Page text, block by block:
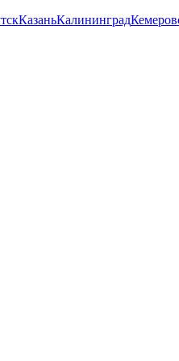
КазаньКалининград